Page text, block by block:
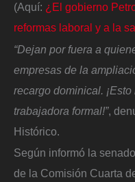
(Aquí: ¿El gobierno
reformas laboral y a la
“Dejan por fuera a
empresas de la
recargo dominical.
trabajadora formal!”,
Histórico.
Según informó la
de la Comisión Cuarta